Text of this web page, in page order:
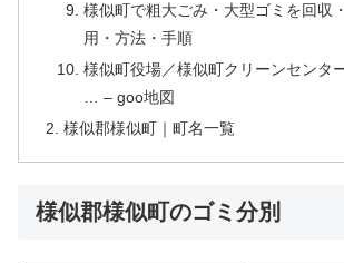
様似町で粗大ごみ・大型ゴミを回収
用・方法・手順
様似町役場／様似町クリーンセンタ
… – goo地図
様似郡様似町｜町名一覧
様似郡様似町のゴミ分別